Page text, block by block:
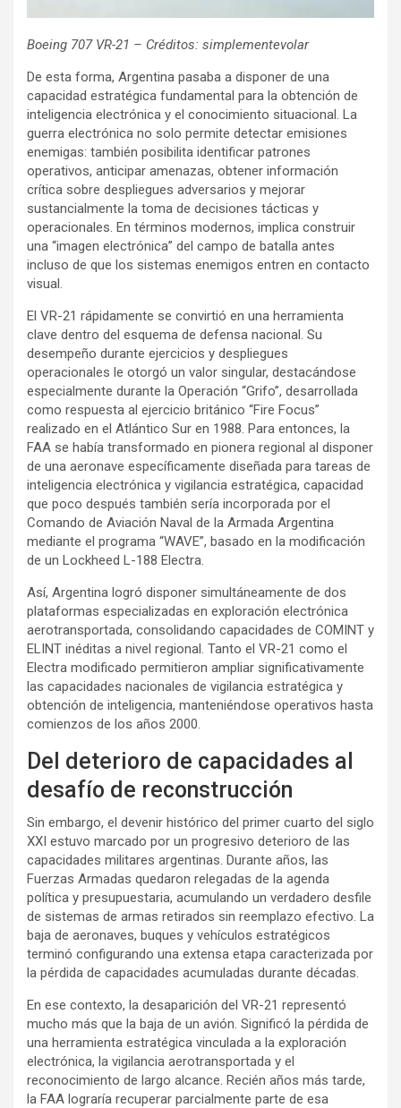
Boeing 707 VR-21 – Créditos: simplementevolar
De esta forma, Argentina pasaba a disponer de una
capacidad estratégica fundamental para la obtención de
inteligencia electrónica y el conocimiento situacional. La
guerra electrónica no solo permite detectar emisiones
enemigas: también posibilita identificar patrones
operativos, anticipar amenazas, obtener información
crítica sobre despliegues adversarios y mejorar
sustancialmente la toma de decisiones tácticas y
operacionales. En términos modernos, implica construir
una “imagen electrónica” del campo de batalla antes
incluso de que los sistemas enemigos entren en contacto
visual.
El VR-21 rápidamente se convirtió en una herramienta
clave dentro del esquema de defensa nacional. Su
desempeño durante ejercicios y despliegues
operacionales le otorgó un valor singular, destacándose
especialmente durante la Operación “Grifo”, desarrollada
como respuesta al ejercicio británico “Fire Focus”
realizado en el Atlántico Sur en 1988. Para entonces, la
FAA se había transformado en pionera regional al disponer
de una aeronave específicamente diseñada para tareas de
inteligencia electrónica y vigilancia estratégica, capacidad
que poco después también sería incorporada por el
Comando de Aviación Naval de la Armada Argentina
mediante el programa “WAVE”, basado en la modificación
de un Lockheed L-188 Electra.
Así, Argentina logró disponer simultáneamente de dos
plataformas especializadas en exploración electrónica
aerotransportada, consolidando capacidades de COMINT y
ELINT inéditas a nivel regional. Tanto el VR-21 como el
Electra modificado permitieron ampliar significativamente
las capacidades nacionales de vigilancia estratégica y
obtención de inteligencia, manteniéndose operativos hasta
comienzos de los años 2000.
Del deterioro de capacidades al
desafío de reconstrucción
Sin embargo, el devenir histórico del primer cuarto del siglo
XXI estuvo marcado por un progresivo deterioro de las
capacidades militares argentinas. Durante años, las
Fuerzas Armadas quedaron relegadas de la agenda
política y presupuestaria, acumulando un verdadero desfile
de sistemas de armas retirados sin reemplazo efectivo. La
baja de aeronaves, buques y vehículos estratégicos
terminó configurando una extensa etapa caracterizada por
la pérdida de capacidades acumuladas durante décadas.
En ese contexto, la desaparición del VR-21 representó
mucho más que la baja de un avión. Significó la pérdida de
una herramienta estratégica vinculada a la exploración
electrónica, la vigilancia aerotransportada y el
reconocimiento de largo alcance. Recién años más tarde,
la FAA lograría recuperar parcialmente parte de esa